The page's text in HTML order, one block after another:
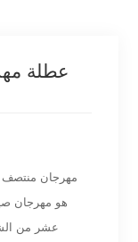
مهرجان منتصف
هو مهرجان
عشر من